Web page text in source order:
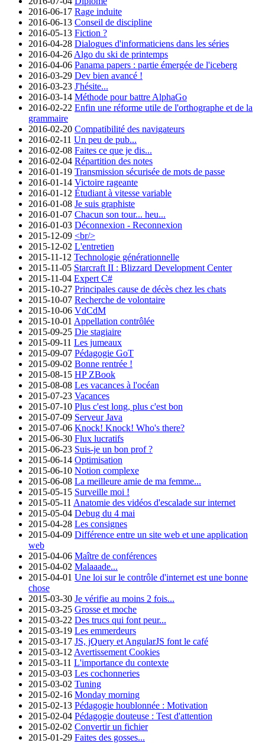
2016-06-17 Rage induite
2016-06-13 Conseil de discipline
2016-05-13 Fiction ?
2016-04-28 Dialogues d'informaticiens dans les séries
2016-04-26 Algo du ski de printemps
2016-04-06 Panama papers : partie émergée de l'iceberg
2016-03-29 Dev bien avancé !
2016-03-23 J'hésite...
2016-03-14 Méthode pour battre AlphaGo
2016-02-22 Enfin une réforme utile de l'orthographe et de la
grammaire
2016-02-20 Compatibilité des navigateurs
2016-02-11 Un peu de pub...
2016-02-08 Faites ce que je dis...
2016-02-04 Répartition des notes
2016-01-19 Transmission sécurisée de mots de passe
2016-01-14 Victoire rageante
2016-01-12 Étudiant à vitesse variable
2016-01-08 Je suis graphiste
2016-01-07 Chacun son tour... heu...
2016-01-03 Déconnexion - Reconnexion
2015-12-09 <br/>
2015-12-02 L'entretien
2015-11-12 Technologie générationnelle
2015-11-05 Starcraft II : Blizzard Development Center
2015-11-04 Expert C#
2015-10-27 Principales cause de décès chez les chats
2015-10-07 Recherche de volontaire
2015-10-06 VdCdM
2015-10-01 Appellation contrôlée
2015-09-25 Die stagiaire
2015-09-11 Les jumeaux
2015-09-07 Pédagogie GoT
2015-09-02 Bonne rentrée !
2015-08-15 HP ZBook
2015-08-08 Les vacances à l'océan
2015-07-23 Vacances
2015-07-10 Plus c'est long, plus c'est bon
2015-07-09 Serveur Java
2015-07-06 Knock! Knock! Who's there?
2015-06-30 Flux lucratifs
2015-06-23 Suis-je un bon prof ?
2015-06-14 Optimisation
2015-06-10 Notion complexe
2015-06-08 La meilleure amie de ma femme...
2015-05-15 Surveille moi !
2015-05-11 Anatomie des vidéos d'escalade sur internet
2015-05-04 Debug du 4 mai
2015-04-28 Les consignes
2015-04-09 Différence entre un site web et une application
web
2015-04-06 Maître de conférences
2015-04-02 Malaaade...
2015-04-01 Une loi sur le contrôle d'internet est une bonne
chose
2015-03-30 Je vérifie au moins 2 fois...
2015-03-25 Grosse et moche
2015-03-22 Des trucs qui font peur...
2015-03-19 Les emmerdeurs
2015-03-17 JS, jQuery et AngularJS font le café
2015-03-12 Avertissement Cookies
2015-03-11 L'importance du contexte
2015-03-03 Les cochonneries
2015-03-02 Tuning
2015-02-16 Monday morning
2015-02-13 Pédagogie houblonnée : Motivation
2015-02-04 Pédagogie douteuse : Test d'attention
2015-02-02 Convertir un fichier
2015-01-29 Faites des gosses...